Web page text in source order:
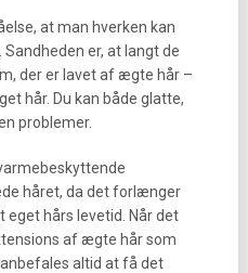
at man hverken kan
er, at langt de
der er lavet af ægte hår –
hår. Du kan både glatte,
problemer.
håret, da det forlænger
eget hårs levetid. Når det
af ægte hår som
altid at få det